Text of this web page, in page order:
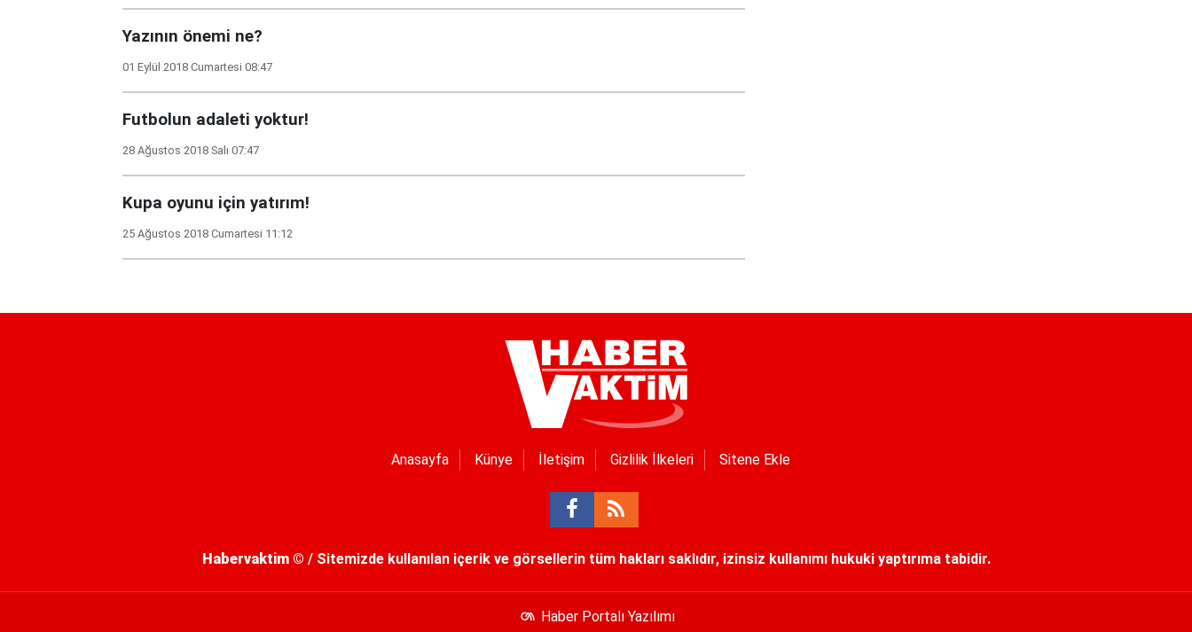
Yazının önemi ne?
01 Eylül 2018 Cumartesi 08:47
Futbolun adaleti yoktur!
28 Ağustos 2018 Salı 07:47
Kupa oyunu için yatırım!
25 Ağustos 2018 Cumartesi 11:12
Anasayfa Künye İletişim Gizlilik İlkeleri Sitene Ekle
Habervaktim© / Sitemizde kullanılan içerik ve görsellerin tüm hakları saklıdır, izinsiz kullanımı hukuki yaptırıma tabidir.
Haber Portalı Yazılımı